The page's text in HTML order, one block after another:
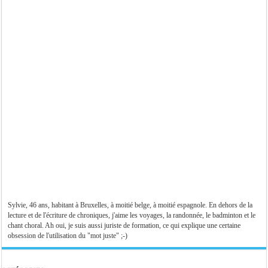
Sylvie, 46 ans, habitant à Bruxelles, à moitié belge, à moitié espagnole. En dehors de la
lecture et de l'écriture de chroniques, j'aime les voyages, la randonnée, le badminton et le
chant choral. Ah oui, je suis aussi juriste de formation, ce qui explique une certaine
obsession de l'utilisation du "mot juste" ;-)